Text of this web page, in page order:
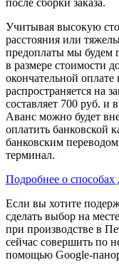
Учитывая высокую
расстояния или
предоплаты мы будем
в размере стоимости
окончательной
распространяется на
составляет 700 руб. и
Аванс можно будет
оплатить банковской
банковским
терминал.
Подробнее о
Если вы хотите
сделать выбор на
при производстве в
сейчас совершить по
помощью Google-